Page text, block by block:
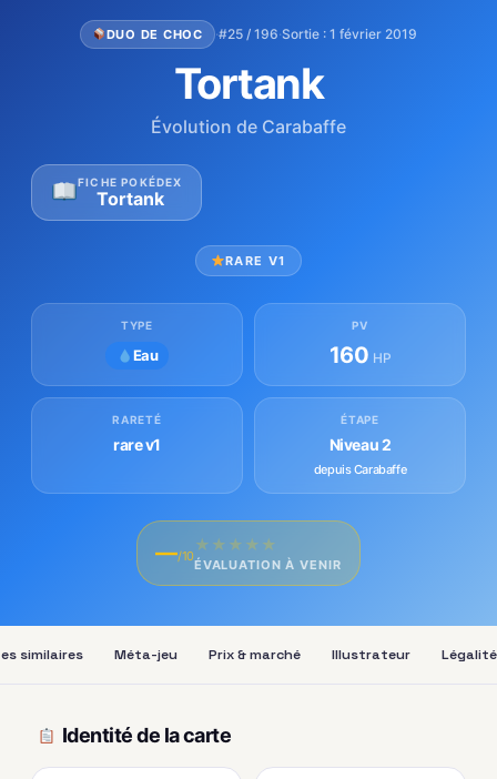
DUO DE CHOC ·#25 / 196·Sortie : 1 février 2019
Tortank
Évolution de Carabaffe
FICHE POKÉDEX
Tortank
RARE V1
TYPE
Eau
PV
160 HP
RARETÉ
rare v1
ÉTAPE
Niveau 2
depuis Carabaffe
—/10
★ ★ ★ ★ ★
ÉVALUATION À VENIR
similaires Méta-jeu Prix & marché Illustrateur Légalité
Identité de la carte